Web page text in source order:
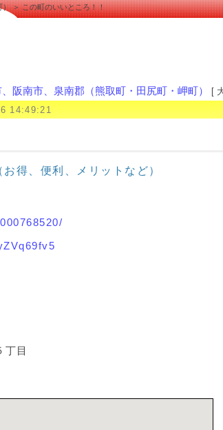
＞ この町のいいところ！！
阪南市、泉南郡（熊取町・田尻町・岬町） [
14:49:21
得、便利、メリットなど）
丁目